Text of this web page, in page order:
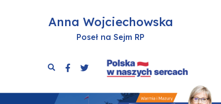
Anna Wojciechowska
Poseł na Sejm RP